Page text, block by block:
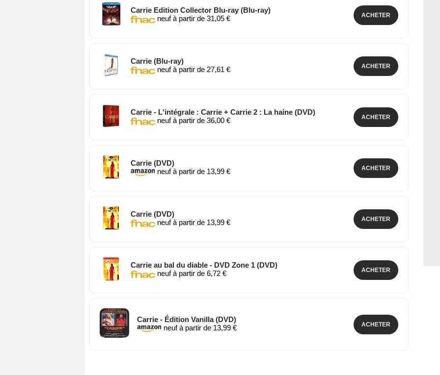
Carrie Edition Collector Blu-ray (Blu-ray)
neuf à partir de 31,05 €
ACHETER
Carrie (Blu-ray)
neuf à partir de 27,61 €
ACHETER
Carrie - L'intégrale : Carrie + Carrie 2 : La haine (DVD)
neuf à partir de 36,00 €
ACHETER
Carrie (DVD)
neuf à partir de 13,99 €
ACHETER
Carrie (DVD)
neuf à partir de 13,99 €
ACHETER
Carrie au bal du diable - DVD Zone 1 (DVD)
neuf à partir de 6,72 €
ACHETER
Carrie - Édition Vanilla (DVD)
neuf à partir de 13,99 €
ACHETER